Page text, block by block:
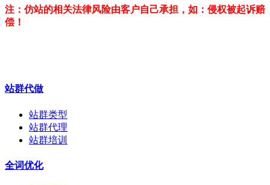
注：仿站的相关法律风险由客户自己承担，如：侵权被起诉赔
偿！
站群代做
站群类型
站群代理
站群培训
全词优化